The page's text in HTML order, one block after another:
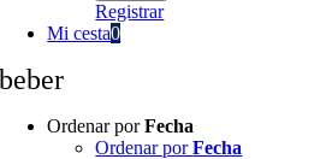
Registrar
Mi cesta0
beber
Ordenar porFecha
Ordenar porFecha